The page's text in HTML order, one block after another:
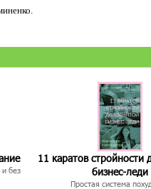
без
11 каратов стройности
бизнес-леди
Простая система